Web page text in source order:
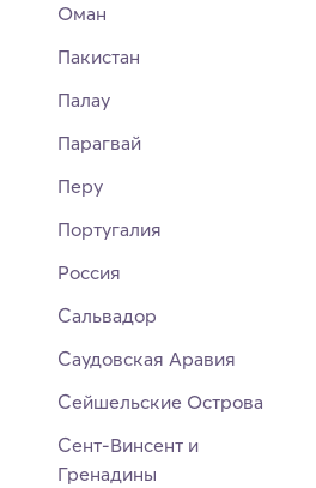
Оман
Пакистан
Палау
Парагвай
Перу
Португалия
Россия
Сальвадор
Саудовская Аравия
Сейшельские Острова
Сент-Винсент и
Гренадины